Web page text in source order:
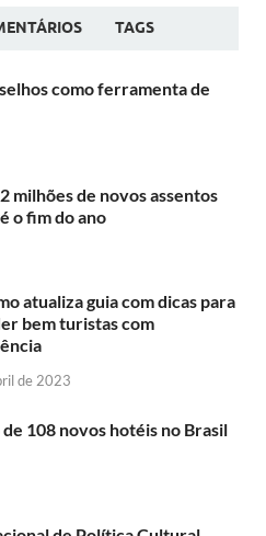
TAGS
como ferramenta de
milhões de novos assentos
o fim do ano
atualiza guia com dicas para
bem turistas com
de 2023
108 novos hotéis no Brasil